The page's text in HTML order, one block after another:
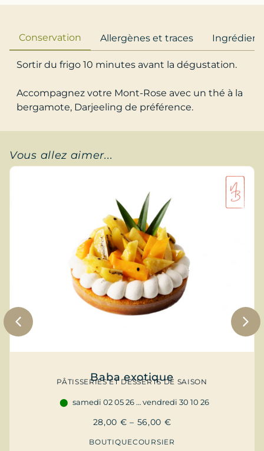
Conservation Allergènes et traces
Sortir du frigo 10 minutes avant la dégustation.
Accompagnez votre Mont-Rose avec un thé à la
bergamote, Darjeeling de préférence.
Vous allez aimer...
Baba exotique
PÂTISSERIES ET DESSERTS DE SAISON
samedi 02 05 26 … vendredi 30 10 26
28,00 € – 56,00 €
BOUTIQUECOURSIER